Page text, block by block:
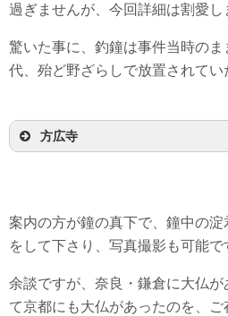
過ぎませんが、今回詳細は割愛し
驚いた事に、釣鐘は事件当時の
代、殆ど野ざらしで放置されてい
方広寺
案内の方が鐘の真下で、鐘中の
をして下さり、写真撮影も可能で
余談ですが、奈良・鎌倉に大仏
て京都にも大仏があったのを、ご